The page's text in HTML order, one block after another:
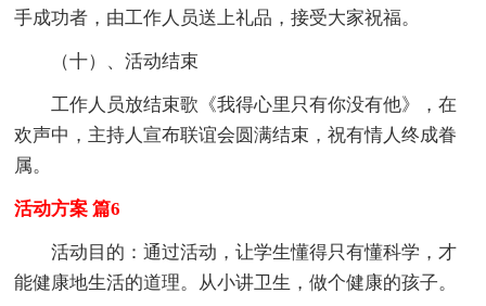
手成功者，由工作人员送上礼品，接受大家祝福。
（十）、活动结束
工作人员放结束歌《我得心里只有你没有他》，在
欢声中，主持人宣布联谊会圆满结束，祝有情人终成眷
属。
活动方案 篇6
活动目的：通过活动，让学生懂得只有懂科学，才
能健康地生活的道理。从小讲卫生，做个健康的孩子。